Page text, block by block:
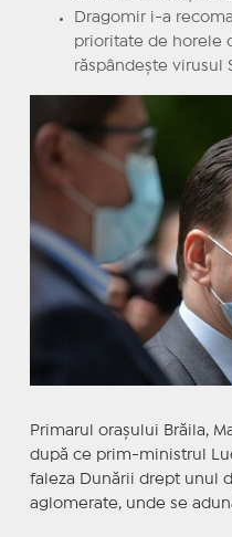
Dragomir i-a
prioritate de horele
răspândeşte virusul
Primarul oraşului Brăila,
după ce prim-ministrul
faleza Dunării drept unul
aglomerate, unde se